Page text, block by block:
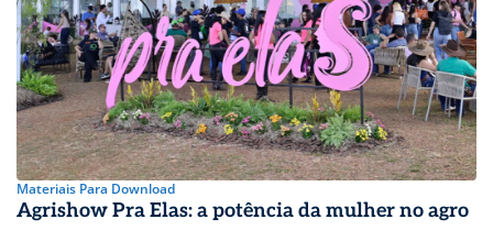
Materiais Para Download
Agrishow Pra Elas: a potência da mulher no agro